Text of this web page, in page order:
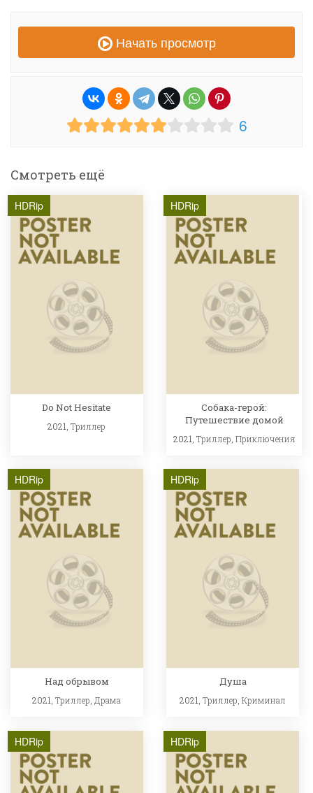
Начать просмотр
6
Смотреть ещё
HDRip
Do Not Hesitate
2021,Триллер
HDRip
Собака-герой:
Путешествие домой
2021, Триллер Приключения
HDRip
Над обрывом
2021,Триллер,Драма
HDRip
Душа
2021,Триллер,Криминал
HDRip HDRip